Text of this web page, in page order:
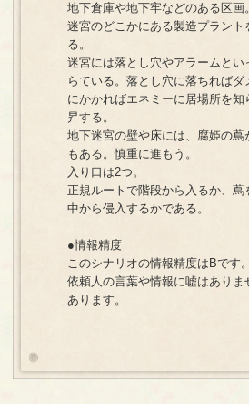
地下倉庫や地下牢などのある区画。
迷宮のどこかにある製造プラント
る。
迷宮には落とし穴やアラームとい
らている。落とし穴に落ちればダ
にかかればエネミーに居場所を知
昇する。
地下迷宮の壁や床には、腐姫の蔦
もある。慎重に進もう。
入り口は2つ。
正規ルートで階段から入るか、蔦
中から侵入するかである。
●情報精度
このシナリオの情報精度はBです。
依頼人の言葉や情報に嘘はありま
あります。